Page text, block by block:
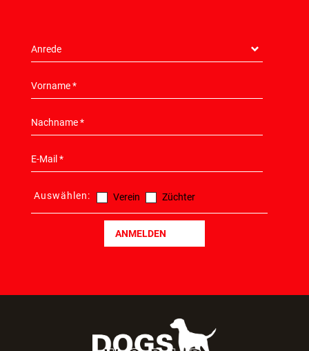
Auswählen: Verein Züchter
ANMELDEN